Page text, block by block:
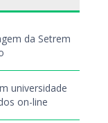
da Setrem
universidade
on-line